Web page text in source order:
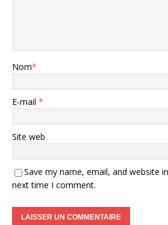
Nom*
E-mail *
Site web
Save my name, email, and website
next time I comment.